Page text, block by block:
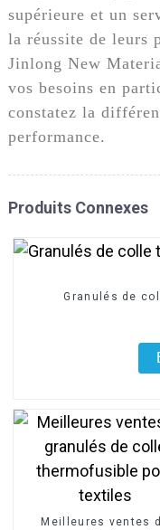
supérieure et un
la réussite de leurs
Jinlong New
vos besoins en
constatez la
performance.
Produits Connexes
Granulés de
Meilleures ventes